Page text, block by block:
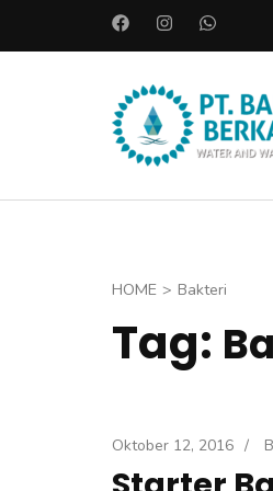
o
k
HOME > Bakteri
Tag:
Oktober 12, 2016 /